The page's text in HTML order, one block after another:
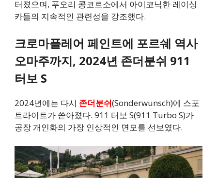
터졌으며, 푸오리 콩코르소에서 아이코닉한 레이싱
카들의 지속적인 관련성을 강조했다.
크로마플레어 페인트에 포르쉐 역사
오마주까지, 2024년 존더분쉬 911
터보 S
2024년에는 다시 존더분쉬(Sonderwunsch)에 스포
트라이트가 쏟아졌다. 911 터보 S(911 Turbo S)가
공장 개인화의 가장 인상적인 면모를 선보였다.